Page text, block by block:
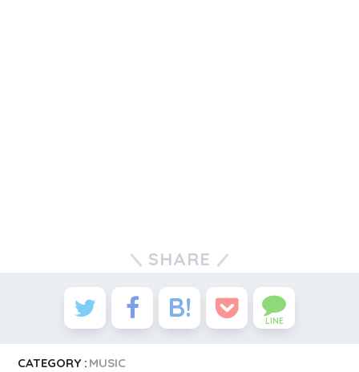
SHARE
LINE
CATEGORY : MUSIC